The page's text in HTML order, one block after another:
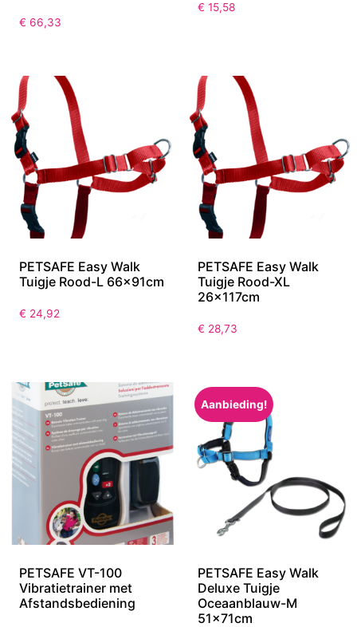
€ 66,33
€ 15,58
PETSAFE Easy Walk
Tuigje Rood-L 66x91cm
€ 24,92
PETSAFE Easy Walk
Tuigje Rood-XL
26x117cm
€ 28,73
PETSAFE VT-100
Vibratietrainer met
Afstandsbediening
Aanbieding!
PETSAFE Easy Walk
Deluxe Tuigje
Oceaanblauw-M
51x71cm